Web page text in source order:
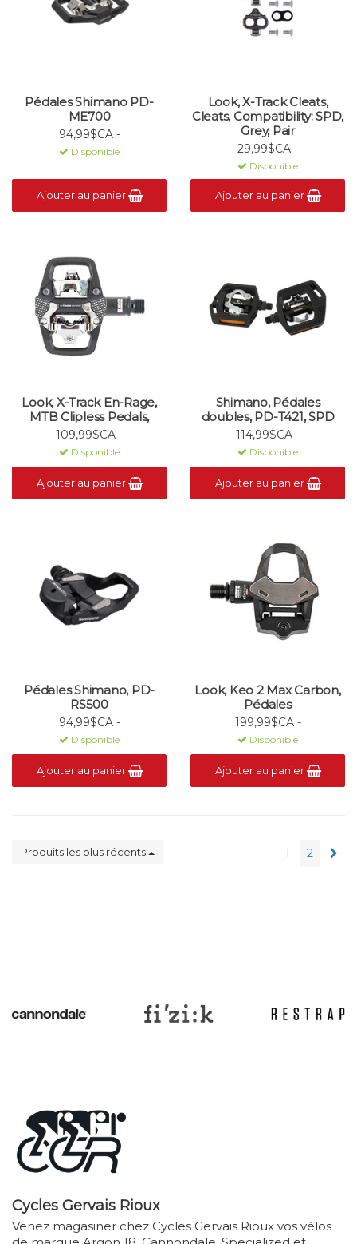
Pédales Shimano PD-
ME700
94,99$CA -
Disponible
Ajouter au panier
Look, X-Track Cleats,
Cleats, Compatibility: SPD,
Grey, Pair
29,99$CA -
Disponible
Ajouter au panier
Look, X-Track En-Rage,
MTB Clipless Pedals,
109,99$CA -
Disponible
Ajouter au panier
Shimano, Pédales
doubles, PD-T421, SPD
114,99$CA -
Disponible
Ajouter au panier
Pédales Shimano, PD-
RS500
94,99$CA -
Disponible
Ajouter au panier
Look, Keo 2 Max Carbon,
Pédales
199,99$CA -
Disponible
Ajouter au panier
Produits les plus récents 1 2
Cycles Gervais Rioux
Venez magasiner chez Cycles Gervais Rioux vos vélos